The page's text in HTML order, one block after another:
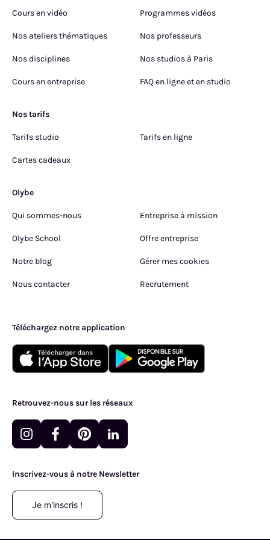
Cours en vidéo Programmes vidéos
Nos ateliers thématiques Nos professeurs
Nos disciplines Nos studios à Paris
Cours en entreprise FAQ en ligne et en studio
Nos tarifs
Tarifs studio Tarifs en ligne
Cartes cadeaux
Olybe
Qui sommes-nous Entreprise à mission
Olybe School Offre entreprise
Notre blog Gérer mes cookies
Nous contacter Recrutement
Téléchargez notre application
Retrouvez-nous sur les réseaux
Inscrivez-vous à notre Newsletter
Je m'inscris !